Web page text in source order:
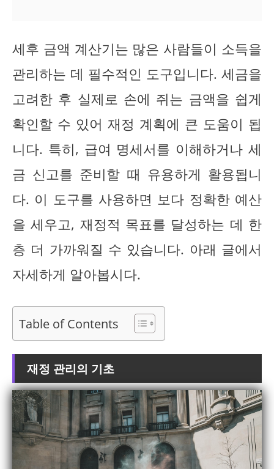
세후 금액 계산기는 많은 사람들이 소득을
관리하는 데 필수적인 도구입니다. 세금을
고려한 후 실제로 손에 쥐는 금액을 쉽게
확인할 수 있어 재정 계획에 큰 도움이 됩
니다. 특히, 급여 명세서를 이해하거나 세
금 신고를 준비할 때 유용하게 활용됩니
다. 이 도구를 사용하면 보다 정확한 예산
을 세우고, 재정적 목표를 달성하는 데 한
층 더 가까워질 수 있습니다. 아래 글에서
자세하게 알아봅시다.
Table of Contents
재정 관리의 기초